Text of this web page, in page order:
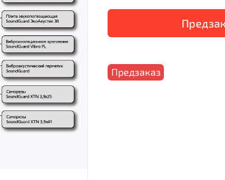
Предзаказ